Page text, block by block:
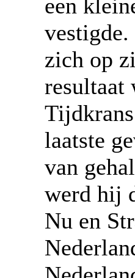
een
zich op
resultaat
laatste
van
werd hij
Nu en